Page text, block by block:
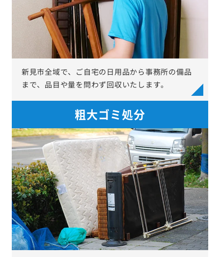
新見市全域で、ご自宅の日用品から事務所の備品
まで、品目や量を問わず回収いたします。
粗大ゴミ処分